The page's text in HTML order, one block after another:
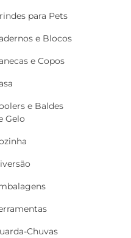
para Pets
e Blocos
e Copos
e Baldes
Gelo
Chuvas